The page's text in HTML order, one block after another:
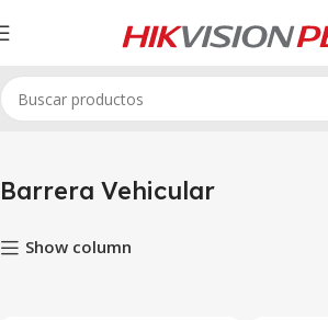
Inicio Control de Acceso Barrera Vehicular
Barrera Vehicular
Show column